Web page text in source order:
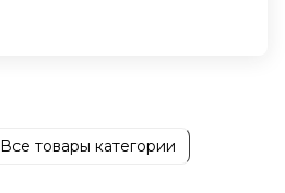
Все товары категории